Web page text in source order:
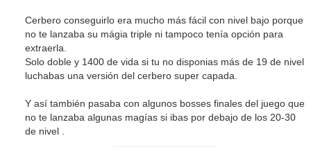
Cerbero conseguirlo era mucho más fácil con nivel bajo porque
no te lanzaba su mágia triple ni tampoco tenía opción para
extraerla.
Solo doble y 1400 de vida si tu no disponias más de 19 de nivel
luchabas una versión del cerbero super capada.
Y así también pasaba con algunos bosses finales del juego que
no te lanzaba algunas magías si ibas por debajo de los 20-30
de nivel .